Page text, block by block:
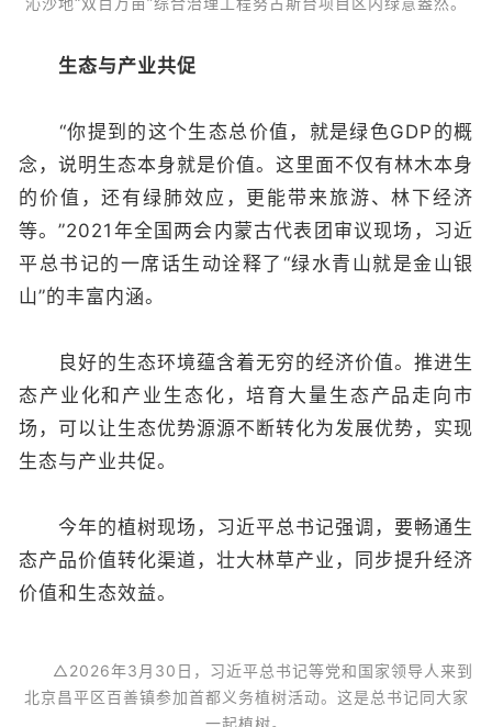
生态与产业共促
“你提到的这个生态总价值，就是绿色GDP的概
念，说明生态本身就是价值。这里面不仅有林木本身
的价值，还有绿肺效应，更能带来旅游、林下经济
等。”2021年全国两会内蒙古代表团审议现场，习近
平总书记的一席话生动诠释了“绿水青山就是金山银
山”的丰富内涵。
良好的生态环境蕴含着无穷的经济价值。推进生
态产业化和产业生态化，培育大量生态产品走向市
场，可以让生态优势源源不断转化为发展优势，实现
生态与产业共促。
今年的植树现场，习近平总书记强调，要畅通生
态产品价值转化渠道，壮大林草产业，同步提升经济
价值和生态效益。
△2026年3月30日，习近平总书记等党和国家领导人来到
北京昌平区百善镇参加首都义务植树活动。这是总书记同大家